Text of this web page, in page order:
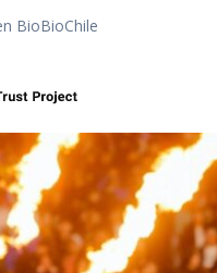
BioBioChile